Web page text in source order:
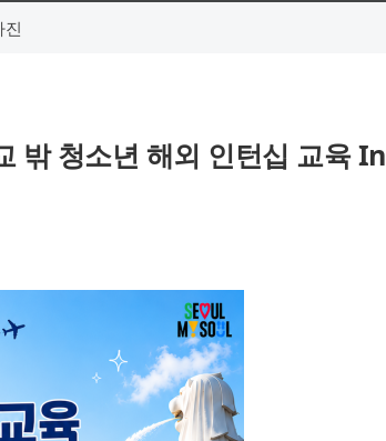
진
밖 청소년 해외 인턴십 교육 In